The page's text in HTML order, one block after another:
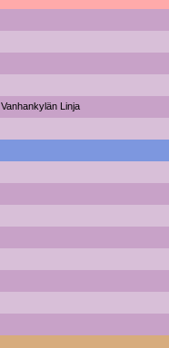
Vanhankylän Linja